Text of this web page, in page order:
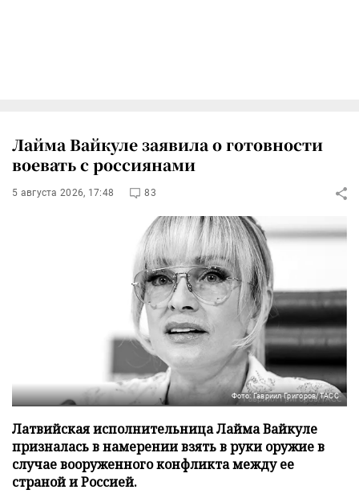
Лайма Вайкуле заявила о готовности
воевать с россиянами
5 августа 2026, 17:48 83
Фото: Гавриил Григоров/ТАСС
Латвийская исполнительница Лайма Вайкуле
призналась в намерении взять в руки оружие в
случае вооруженного конфликта между ее
страной и Россией.